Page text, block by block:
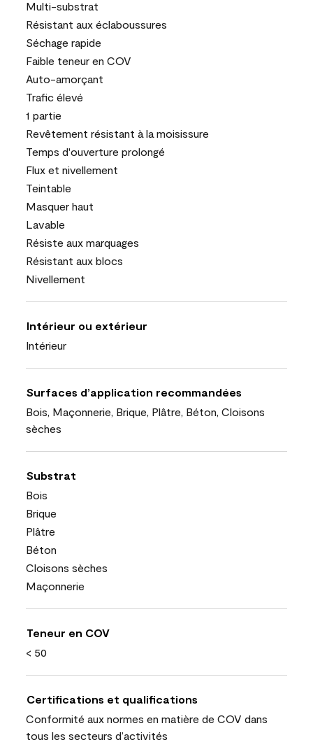
Multi-substrat
Résistant aux éclaboussures
Séchage rapide
Faible teneur en COV
Auto-amorçant
Trafic élevé
1 partie
Revêtement résistant à la moisissure
Temps d'ouverture prolongé
Flux et nivellement
Teintable
Masquer haut
Lavable
Résiste aux marquages
Résistant aux blocs
Nivellement
Intérieur ou extérieur
Intérieur
Surfaces d’application recommandées
Bois, Maçonnerie, Brique, Plâtre, Béton, Cloisons
sèches
Substrat
Bois
Brique
Plâtre
Béton
Cloisons sèches
Maçonnerie
Teneur en COV
< 50
Certifications et qualifications
Conformité aux normes en matière de COV dans
tous les secteurs d’activités